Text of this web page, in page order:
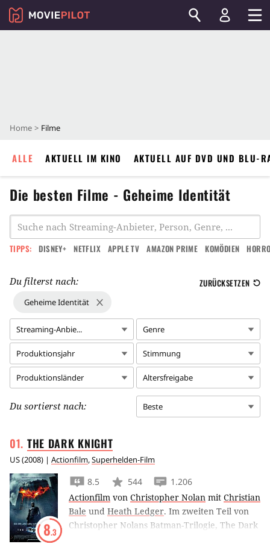
Home Filme
ALLE AKTUELL IM KINO AKTUELL AUF DVD UND BLU-
Die besten Filme - Geheime Identität
TIPPS: DISNEY+ NETFLIX APPLE TV AMAZON PRIME KOMÖDIEN
Du filterst nach: ZURÜCKSETZEN
Geheime Identität
Streaming-Anbie... Genre
Produktionsjahr Stimmung
Produktionsländer Altersfreigabe
Du sortierst nach: Beste
THE DARK KNIGHT
US(2008) | Actionfilm,Superhelden-Film
8.3
8.5 544
1.206
Actionfilm von Christopher Nolan mit Christian
Bale und Heath Ledger. Im zweiten Teil von
Christopher Nolans Batman-Trilogie, The Dark